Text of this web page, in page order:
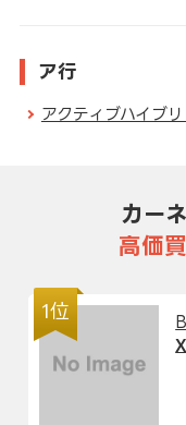
ア行
アクティブハイブ
カー
高価
1位